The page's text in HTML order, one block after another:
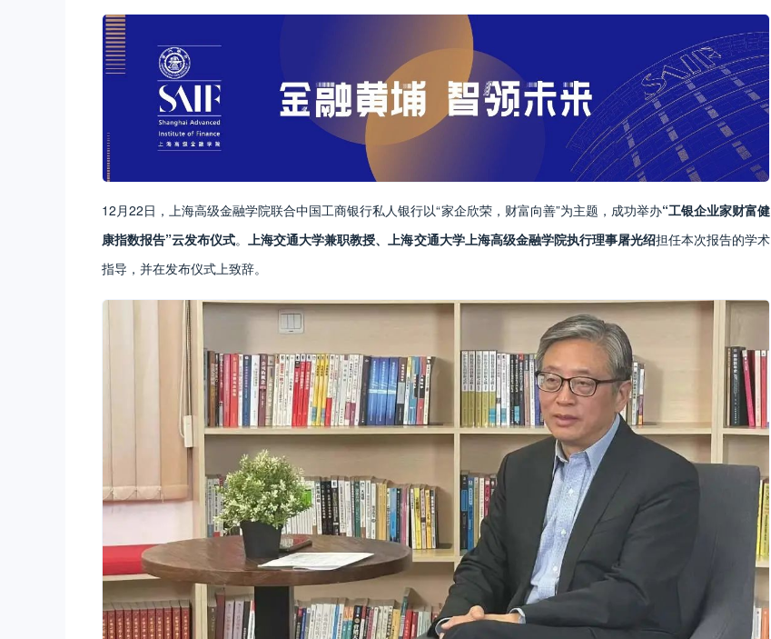
12月22日，上海高级金融学院联合中国工商银行私人银行以“家企欣荣，财富向善”为主题，成功举办“工银企业家财富健
康指数报告”云发布仪式。 上海交通大学兼职教授、上海交通大学上海高级金融学院执行理事屠光绍担任本次报告的学术
指导，并在发布仪式上致辞。